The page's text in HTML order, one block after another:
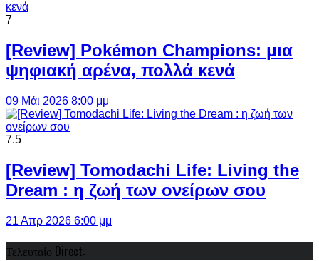
7
[Review] Pokémon Champions: μια
ψηφιακή αρένα, πολλά κενά
09 Μάι 2026 8:00 μμ
7.5
[Review] Tomodachi Life: Living the
Dream : η ζωή των ονείρων σου
21 Απρ 2026 6:00 μμ
Τελευταίο Direct: